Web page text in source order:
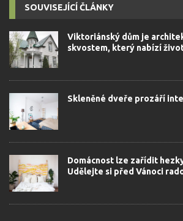
SOUVISEJÍCÍ ČLÁNKY
Viktoriánský dům je
skvostem, který nabízí
Skleněné dveře prozáří
Domácnost lze zařídit
Udělejte si před Vánoci